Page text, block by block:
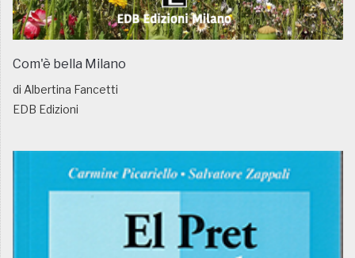
Com'è bella Milano
di Albertina Fancetti
EDB Edizioni